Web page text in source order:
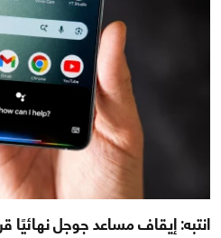
انتبه: إيقاف مساعد جوجل نهائيًا